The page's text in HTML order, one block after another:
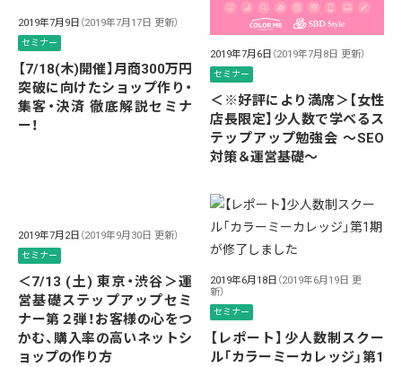
2019年7月9日 （2019年7月17日 更新）
セミナー
【7/18(木)開催】月商300万円
突破に向けたショップ作り・
集客・決済 徹底解説セミナ
ー！
2019年7月6日 （2019年7月8日 更新）
セミナー
＜※好評により満席＞【女性
店長限定】少人数で学べるス
テップアップ勉強会 〜SEO
対策＆運営基礎〜
2019年7月2日 （2019年9月30日 更新）
セミナー
＜7/13 (土) 東京・渋谷＞運
営基礎ステップアップセミ
ナー第２弾！お客様の心をつ
かむ、購入率の高いネットシ
ョップの作り方
2019年6月18日 （2019年6月19日 更
新）
セミナー
【レポート】少人数制スクー
ル「カラーミーカレッジ」第1